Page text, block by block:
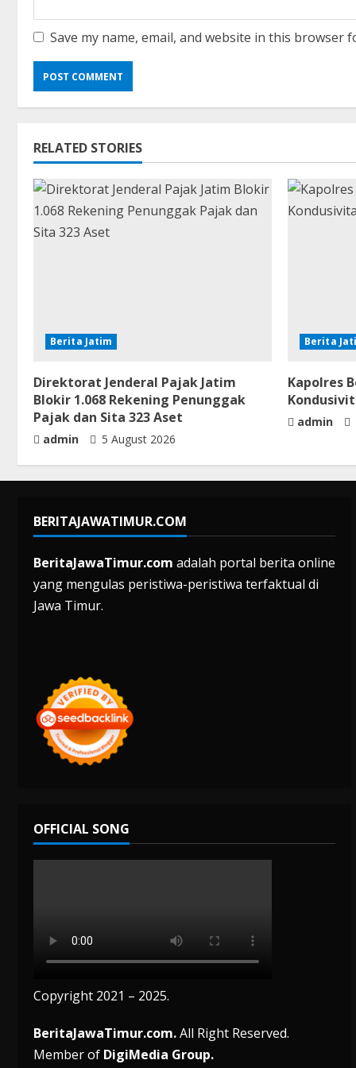
Save my name, email, and website in this browser
RELATED STORIES
Berita Jatim
Direktorat Jenderal Pajak Jatim
Blokir 1.068 Rekening Penunggak
Pajak dan Sita 323 Aset
admin 5 August 2026
Berita
Kapolres
admin
BERITAJAWATIMUR.COM
BeritaJawaTimur.com adalah portal berita online
yang mengulas peristiwa-peristiwa terfaktual di
Jawa Timur.
OFFICIAL SONG
Copyright 2021 – 2025.
BeritaJawaTimur.com.All Right Reserved.
Member of DigiMedia Group.